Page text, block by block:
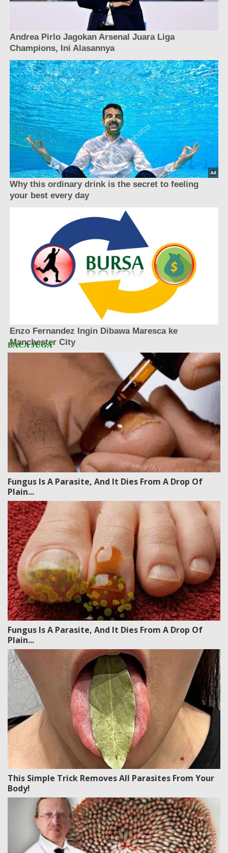
Fungus Is A Parasite, And It Dies From A Drop Of
Plain...
Fungus Is A Parasite, And It Dies From A Drop Of
Plain...
This Simple Trick Removes All Parasites From Your
Body!